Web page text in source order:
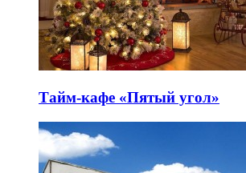
Тайм-кафе «Пятый угол»